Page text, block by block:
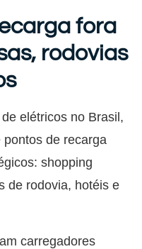
fora
rodovias
elétricos no Brasil,
de recarga
shopping
de rodovia, hotéis e
carregadores